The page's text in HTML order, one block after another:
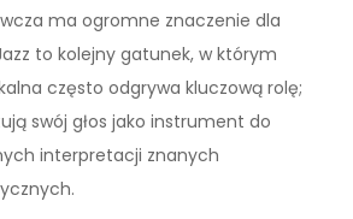
ma ogromne znaczenie dla
to kolejny gatunek, w którym
często odgrywa kluczową rolę;
swój głos jako instrument do
interpretacji znanych